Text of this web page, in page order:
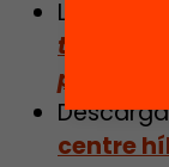
Lee el
tiempo,
para un
centre